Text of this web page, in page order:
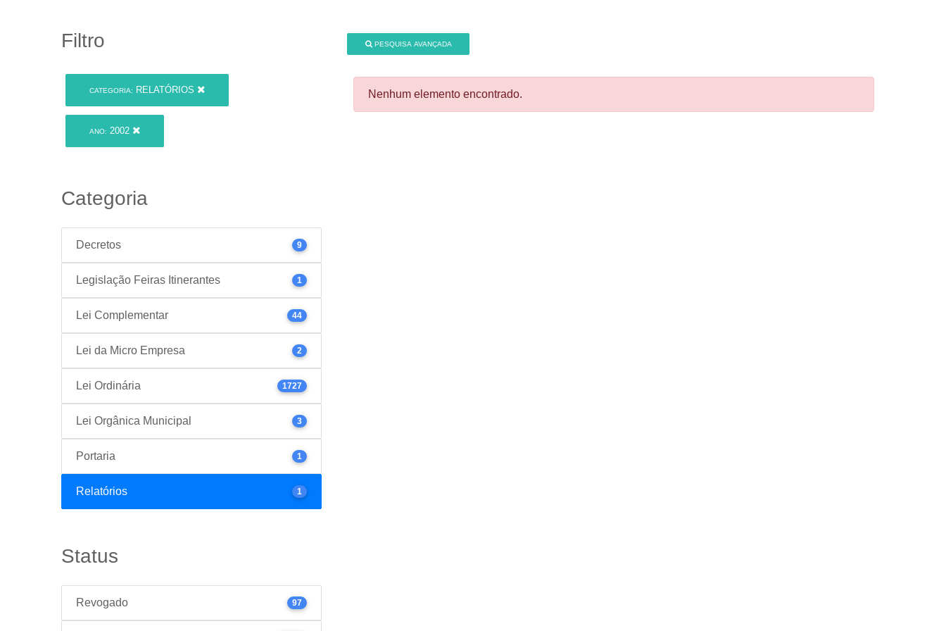
Filtro
CATEGORIA: RELATÓRIOS
ANO: 2002
Categoria
Decretos 9
Legislação Feiras Itinerantes 1
Lei Complementar 44
Lei da Micro Empresa 2
Lei Ordinária 1727
Lei Orgânica Municipal 3
Portaria 1
Relatórios 1
Status
Revogado 97
PESQUISA AVANÇADA
Nenhum elemento encontrado.